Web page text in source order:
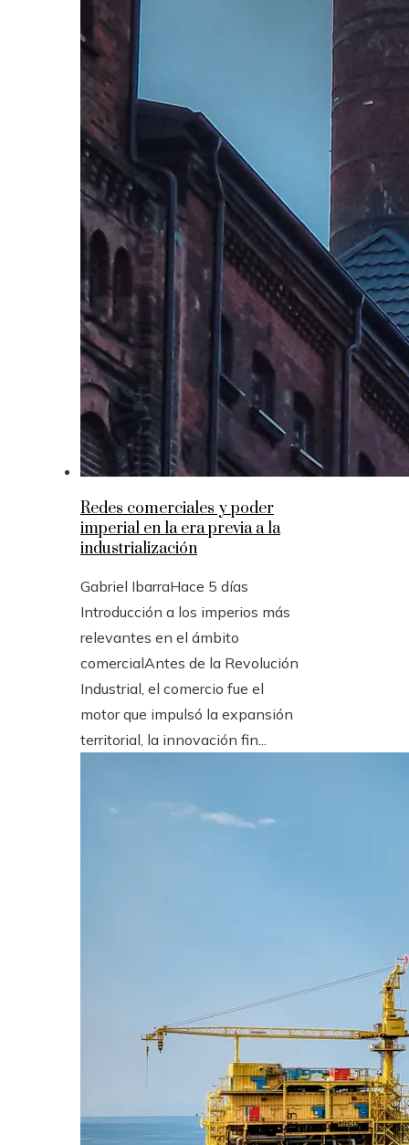
Redes comerciales y poder
imperial en la era previa a la
industrialización
Gabriel IbarraHace 5 días
Introducción a los imperios más
relevantes en el ámbito
comercialAntes de la Revolución
Industrial, el comercio fue el
motor que impulsó la expansión
territorial, la innovación fin...